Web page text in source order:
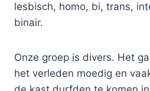
lesbisch, homo, bi, trans,
binair.
Onze groep is divers. Het
het verleden moedig en